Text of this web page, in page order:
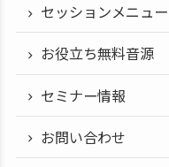
セッションメニュー
お役立ち無料音源
セミナー情報
お問い合わせ